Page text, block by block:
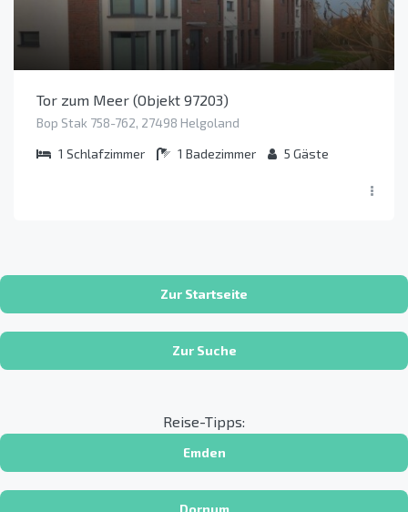
Tor zum Meer (Objekt 97203)
Bop Stak 758-762, 27498 Helgoland
1 Schlafzimmer 1 Badezimmer 5 Gäste
Zur Startseite
Zur Suche
Reise-Tipps:
Emden
Dornum